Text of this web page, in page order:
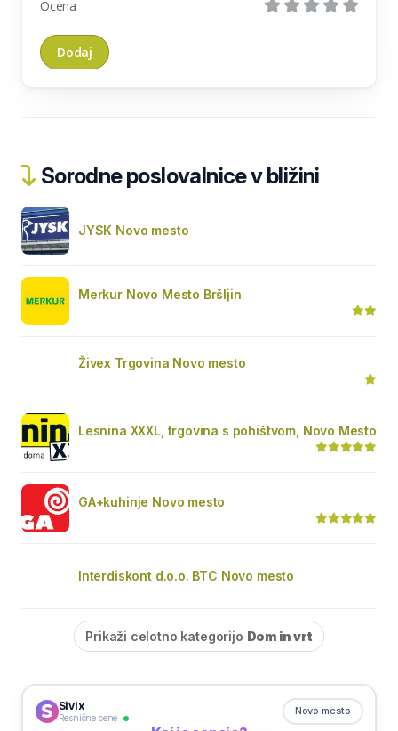
Ocena
Sorodne poslovalnice v bližini
JYSK Novo mesto
Merkur Novo Mesto Bršljin
Živex Trgovina Novo mesto
Lesnina XXXL, trgovina s pohištvom, Novo Mesto
GA+kuhinje Novo mesto
Interdiskont d.o.o. BTC Novo mesto
Prikaži celotno kategorijo Dom in vrt
Sivix
Resnične cene
Novo mesto